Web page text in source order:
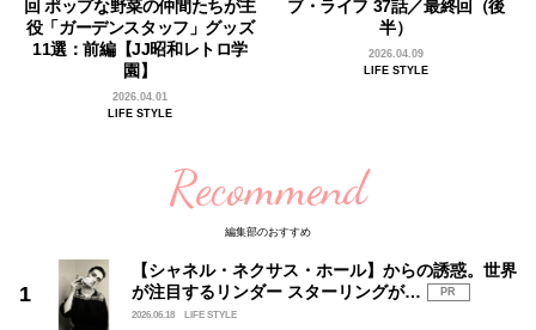
回 ポップな野菜の仲間たちが主
役「ガーデンスタッフ」グッズ
11選：前編【JJ昭和レトロ学
園】
2026.04.01
LIFE STYLE
ブ・ライフ 37話／最終回（後
半）
2026.04.09
LIFE STYLE
Recommend
編集部のおすすめ
【シャネル・ネクサス・ホール】からの誘惑。世界
が注目するリンダー スターリングが…
PR
2026.06.18
LIFE STYLE